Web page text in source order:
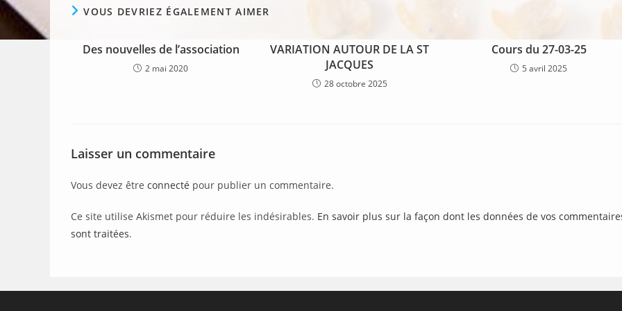
VOUS DEVRIEZ ÉGALEMENT AIMER
Des nouvelles de l’association
2 mai 2020
VARIATION AUTOUR DE LA ST
JACQUES
28 octobre 2025
Cours du 27-03-25
5 avril 2025
Laisser un commentaire
Vous devez être connecté pour publier un commentaire.
Ce site utilise Akismet pour réduire les indésirables. En savoir plus sur la façon dont les données de vos
sont traitées.